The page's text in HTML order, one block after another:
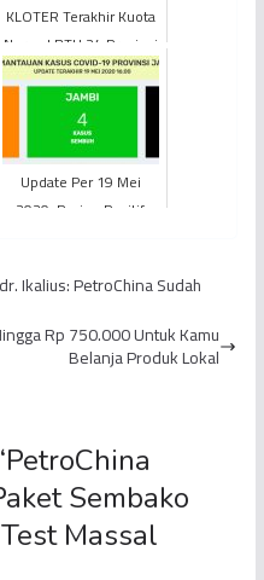
KLOTER Terakhir Kuota
Normal BTH 24 Provinsi
Jambi Tiba di Tanah Air
Update Per 19 Mei
2020: Pasien Positif
Ikalius: PetroChina Sudah
Rp 750.000 Untuk Kamu
Belanja Produk Lokal
PetroChina
Sembako
Massal